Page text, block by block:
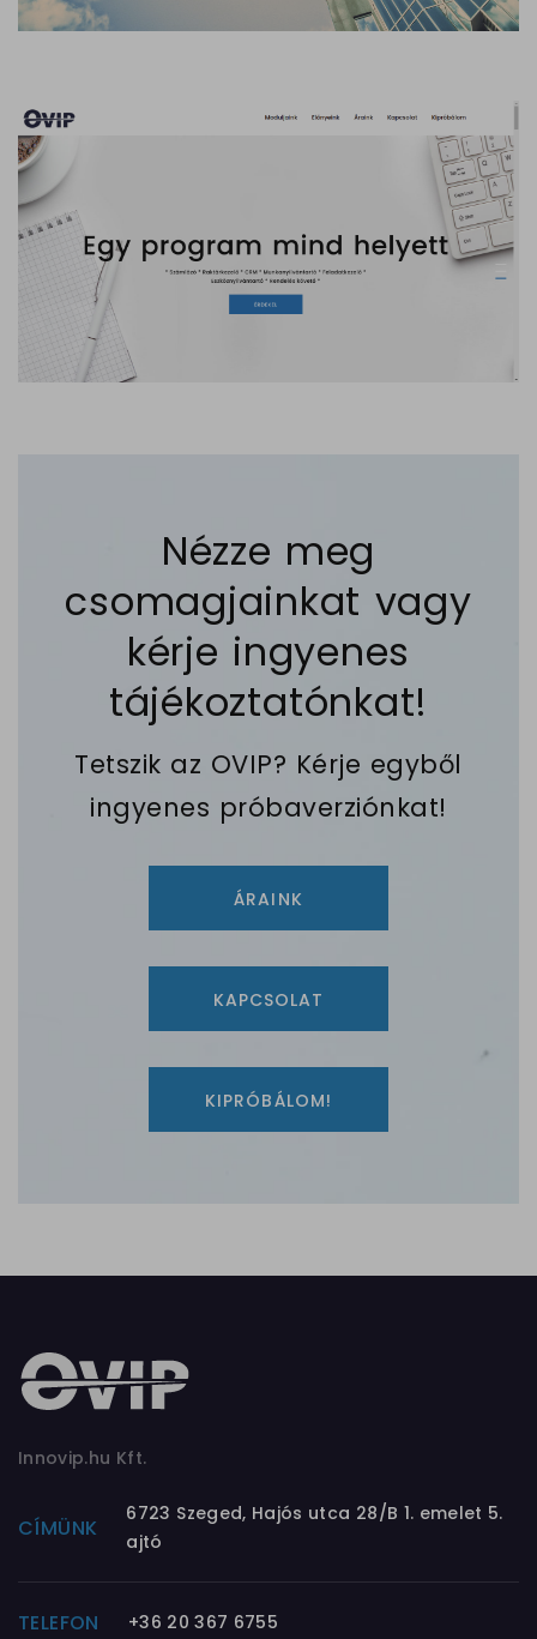
Nézze meg
csomagjainkat vagy
kérje ingyenes
tájékoztatónkat!
Tetszik az OVIP? Kérje egyből
ingyenes próbaverziónkat!
ÁRAINK
KAPCSOLAT
KIPRÓBÁLOM!
Innovip.hu Kft.
CÍMÜNK
6723 Szeged, Hajós utca 28/B 1. emelet 5.
ajtó
TELEFON +36 20 367 6755